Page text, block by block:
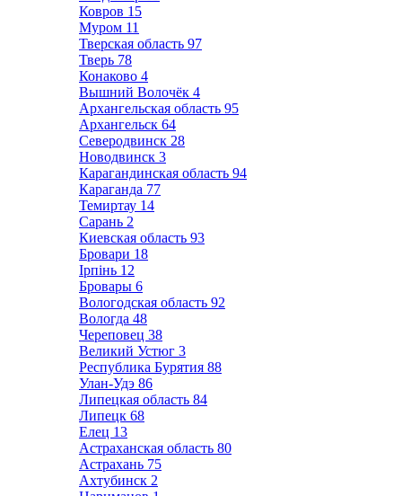
Ковров 15
Муром 11
Тверская область 97
Тверь 78
Конаково 4
Вышний Волочёк 4
Архангельская область 95
Архангельск 64
Северодвинск 28
Новодвинск 3
Карагандинская область 94
Караганда 77
Темиртау 14
Сарань 2
Киевская область 93
Бровари 18
Ірпінь 12
Бровары 6
Вологодская область 92
Вологда 48
Череповец 38
Великий Устюг 3
Республика Бурятия 88
Улан-Удэ 86
Липецкая область 84
Липецк 68
Елец 13
Астраханская область 80
Астрахань 75
Ахтубинск 2